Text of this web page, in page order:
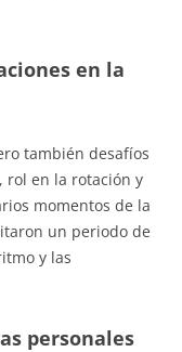
en la
también desafíos
rol en la rotación y
momentos de la
un periodo de
y las
personales